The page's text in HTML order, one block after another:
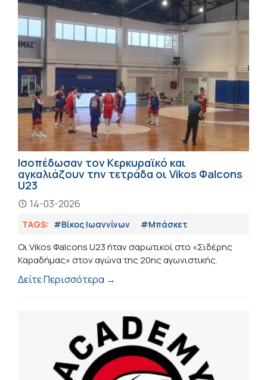
Ισοπέδωσαν τον Κερκυραϊκό και
αγκαλιάζουν την τετράδα οι Vikos Φalcons
U23
14-03-2026
TAGS: #Βίκος Ιωαννίνων #Μπάσκετ
Οι Vikos Φalcons U23 ήταν σαρωτικοί στο «Σιδέρης
Καραδήμας» στον αγώνα της 20ης αγωνιστικής.
Δείτε Περισσότερα →